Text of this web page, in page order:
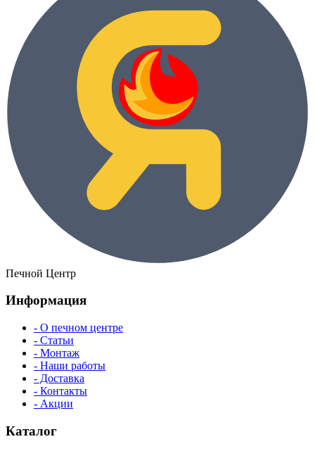
Печной Центр
Информация
- О печном центре
- Статьи
- Монтаж
- Наши работы
- Доставка
- Контакты
- Акции
Каталог